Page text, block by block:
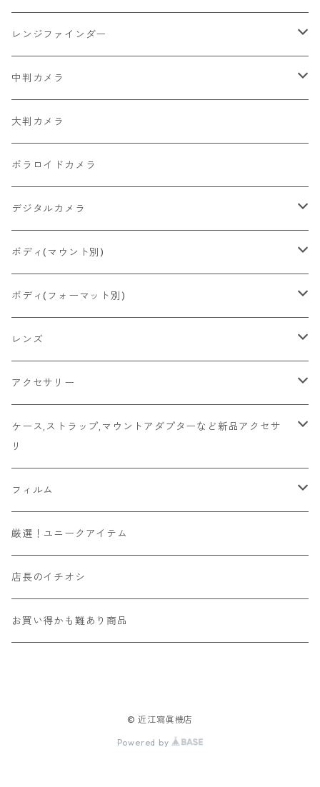
2026/07/10
2026/06/30
2026/06/28
2026/06/27
2026/06/24
2026/06/23
2026/06/21
2026/06/12
2026/06/11
2026/06/10
中判カメラ
レンズ
Canon
PENTAX
OLYMPUS
MINOLTA
CONTAX
Konica
Ricoh
Mamiya
京セラ
FUJIFILM
Leica
その他舶来
その他国産
Nikon
Canon
PENTAX
FUJIFILM
RICOH
Minolta
Konica
Leica
Rollei
OLYMPUS
YASHICA
CONTAX
京セラ
国産その他
舶来その他
レンジファインダー
Leica
Nikon
Canon
Zeiss Ikon
舶来その他
国産その他
中判カメラ
Mamiya
PENTAX
FUJIFILM
Bronica
CONTAX
HASSELBLAD
Rollei
PLAUBEL
Voigtlander
ZEISSIKON
ZENZA BRONICA
Kowa
国産その他
大判カメラ
ポラロイドカメラ
デジタルカメラ
一眼レフ
ミラーレス一眼
コンパクト
ボディ(マウント別)
Fマウント
FDマウント
SR/MDマウント
OMマウント
Kマウント
M42マウント
Y/Cマウント
L39マウント
Mマウント
ボディ(フォーマット別)
ハーフサイズ
フルサイズ
6x4.5
6x6
6x7
6x9
4x4
6x12
レンズ
Fマウント
FDマウント
SR/MDマウント
OMマウント
Kマウント
M42マウント
Y/Cマウント
アクセサリー
キャップ
フード
マウントアダプター
ビューファインダー/交換ファインダー
フィルター
露出計
ケース,ストラップ,マウントアダプターなど新品アクセサ
リ
マウントアダプター
ソニーEマウントボディ用
富士フィルムXマウントボディ用
ハンドメイド
フィルム
135フィルム
カラー
リバーサル
120フィルム
インスタントフィルム
厳選！ユニークアイテム
店長のイチオシ
お買い得かも難あり商品
© 近江寫眞機店
Powered by